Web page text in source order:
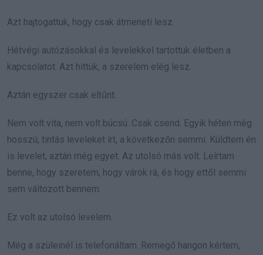
Azt hajtogattuk, hogy csak átmeneti lesz.
Hétvégi autózásokkal és levelekkel tartottuk életben a
kapcsolatot. Azt hittük, a szerelem elég lesz.
Aztán egyszer csak eltűnt.
Nem volt vita, nem volt búcsú. Csak csend. Egyik héten még
hosszú, tintás leveleket írt, a következőn semmi. Küldtem én
is levelet, aztán még egyet. Az utolsó más volt. Leírtam
benne, hogy szeretem, hogy várok rá, és hogy ettől semmi
sem változott bennem.
Ez volt az utolsó levelem.
Még a szüleinél is telefonáltam. Remegő hangon kértem,